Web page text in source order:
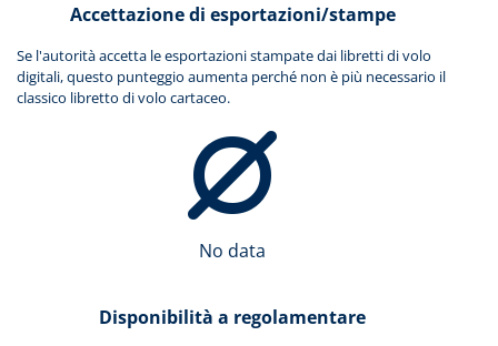
Accettazione di esportazioni/stampe
Se l'autorità accetta le esportazioni stampate dai libretti di volo
digitali, questo punteggio aumenta perché non è più necessario il
classico libretto di volo cartaceo.
No data
Disponibilità a regolamentare